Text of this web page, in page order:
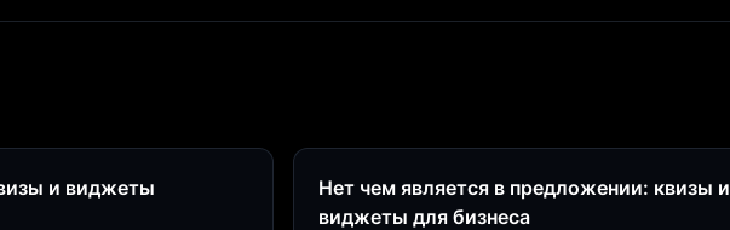
и виджеты
Нет чем является в предложении: квизы и
виджеты для бизнеса